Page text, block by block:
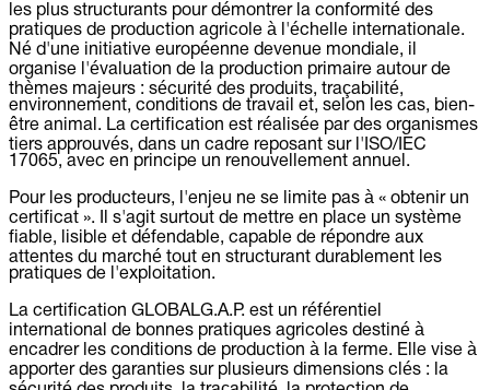
les plus structurants pour démontrer la conformité des
pratiques de production agricole à l'échelle internationale.
Né d'une initiative européenne devenue mondiale, il
organise l'évaluation de la production primaire autour de
thèmes majeurs : sécurité des produits, traçabilité,
environnement, conditions de travail et, selon les cas, bien-
être animal. La certification est réalisée par des organismes
tiers approuvés, dans un cadre reposant sur l'ISO/IEC
17065, avec en principe un renouvellement annuel.
Pour les producteurs, l'enjeu ne se limite pas à « obtenir un
certificat ». Il s'agit surtout de mettre en place un système
fiable, lisible et défendable, capable de répondre aux
attentes du marché tout en structurant durablement les
pratiques de l'exploitation.
La certification GLOBALG.A.P. est un référentiel
international de bonnes pratiques agricoles destiné à
encadrer les conditions de production à la ferme. Elle vise à
apporter des garanties sur plusieurs dimensions clés : la